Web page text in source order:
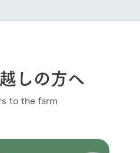
しの方へ
to the farm